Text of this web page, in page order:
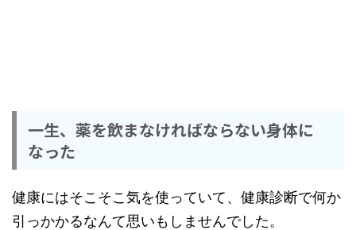
一生、薬を飲まなければならない身体に
なった
健康にはそこそこ気を使っていて、健康診断で何か
引っかかるなんて思いもしませんでした。